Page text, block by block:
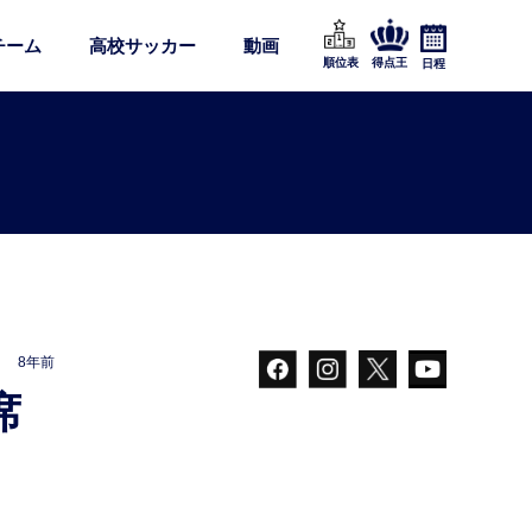
ーム 高校サッカー 動画
順位表 得点王 日程
8年前